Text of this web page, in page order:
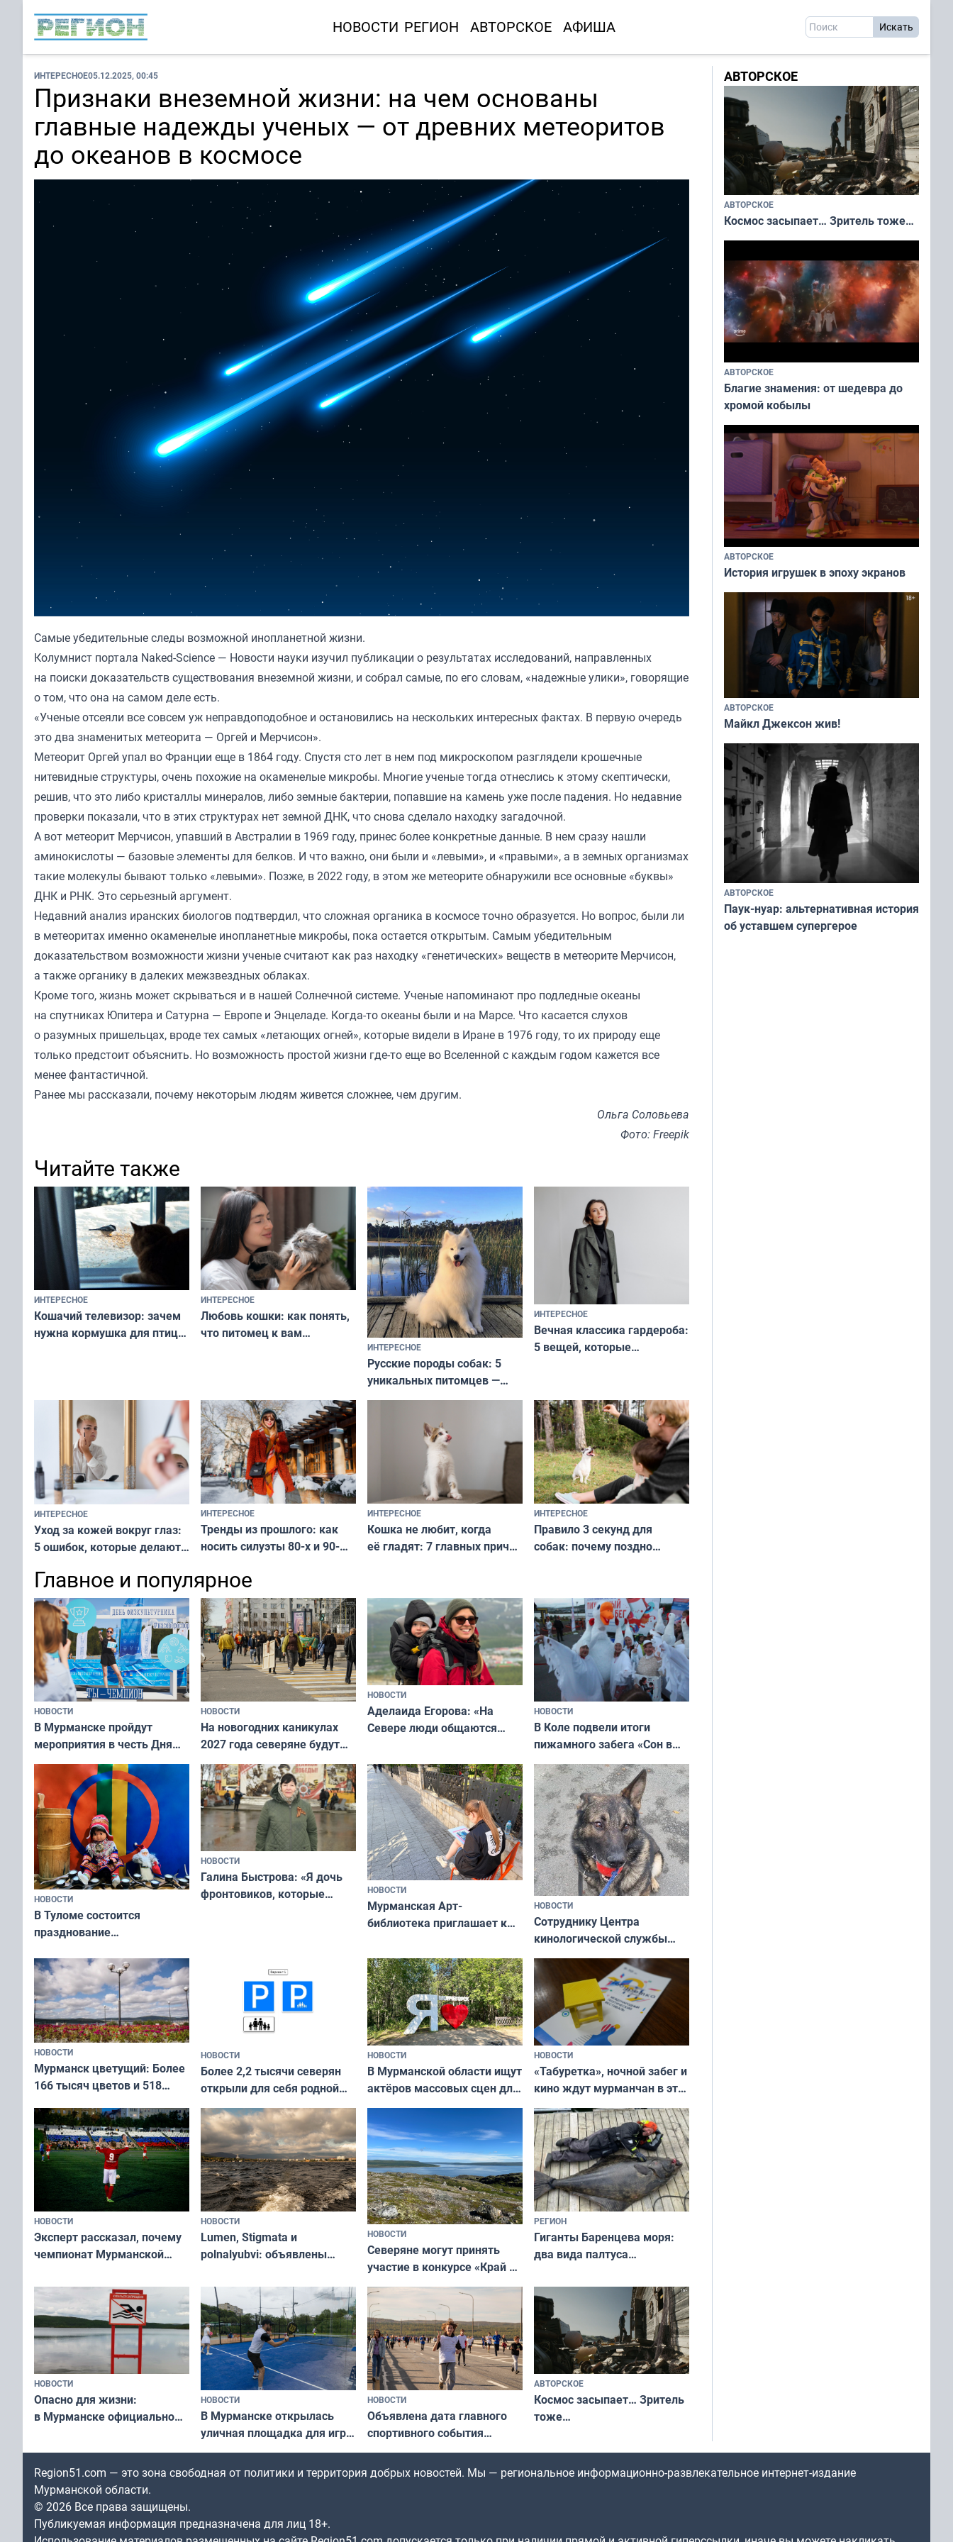
НОВОСТИ РЕГИОН АВТОРСКОЕ АФИША
ИНТЕРЕСНОЕ05.12.2025, 00:45
Признаки внеземной жизни: на чем основаны
главные надежды ученых — от древних метеоритов
до океанов в космосе
Самые убедительные следы возможной инопланетной жизни.
Колумнист портала Naked-Science — Новости науки изучил публикации о результатах исследований, направленных
на поиски доказательств существования внеземной жизни, и собрал самые, по его словам, «надежные улики», говорящие
о том, что она на самом деле есть.
«Ученые отсеяли все совсем уж неправдоподобное и остановились на нескольких интересных фактах. В первую очередь
это два знаменитых метеорита — Оргей и Мерчисон».
Метеорит Оргей упал во Франции еще в 1864 году. Спустя сто лет в нем под микроскопом разглядели крошечные
нитевидные структуры, очень похожие на окаменелые микробы. Многие ученые тогда отнеслись к этому скептически,
решив, что это либо кристаллы минералов, либо земные бактерии, попавшие на камень уже после падения. Но недавние
проверки показали, что в этих структурах нет земной ДНК, что снова сделало находку загадочной.
А вот метеорит Мерчисон, упавший в Австралии в 1969 году, принес более конкретные данные. В нем сразу нашли
аминокислоты — базовые элементы для белков. И что важно, они были и «левыми», и «правыми», а в земных организмах
такие молекулы бывают только «левыми». Позже, в 2022 году, в этом же метеорите обнаружили все основные «буквы»
ДНК и РНК. Это серьезный аргумент.
Недавний анализ иранских биологов подтвердил, что сложная органика в космосе точно образуется. Но вопрос, были ли
в метеоритах именно окаменелые инопланетные микробы, пока остается открытым. Самым убедительным
доказательством возможности жизни ученые считают как раз находку «генетических» веществ в метеорите Мерчисон,
а также органику в далеких межзвездных облаках.
Кроме того, жизнь может скрываться и в нашей Солнечной системе. Ученые напоминают про подледные океаны
на спутниках Юпитера и Сатурна — Европе и Энцеладе. Когда-то океаны были и на Марсе. Что касается слухов
о разумных пришельцах, вроде тех самых «летающих огней», которые видели в Иране в 1976 году, то их природу еще
только предстоит объяснить. Но возможность простой жизни где-то еще во Вселенной с каждым годом кажется все
менее фантастичной.
Ранее мы рассказали, почему некоторым людям живется сложнее, чем другим.
Ольга Соловьева
Фото: Freepik
Читайте также
ИНТЕРЕСНОЕ
Кошачий телевизор: зачем
нужна кормушка для птиц
ИНТЕРЕСНОЕ
Любовь кошки: как понять,
что питомец к вам
ИНТЕРЕСНОЕ
Русские породы собак: 5
уникальных питомцев —
национальные сокровища
и характером
ИНТЕРЕСНОЕ
Вечная классика гардероба:
5 вещей, которые
и актуально в любой сезон
ИНТЕРЕСНОЕ
Уход за кожей вокруг глаз:
5 ошибок, которые делают
и вернуть свежий взгляд
без дорогих средств
ИНТЕРЕСНОЕ
Тренды из прошлого: как
носить силуэты 80-х и 90-
современно и стильно без
переплат
ИНТЕРЕСНОЕ
Кошка не любит, когда
её гладят: 7 главных причин
независимому питомцу
ИНТЕРЕСНОЕ
Правило 3 секунд для
собак: почему поздно
питомцу всё сразу и без
криков
Главное и популярное
НОВОСТИ
В Мурманске пройдут
мероприятия в честь Дня
физкультурника
НОВОСТИ
На новогодних каникулах
2027 года северяне будут
отдыхать 11 дней
НОВОСТИ
Аделаида Егорова: «На
Севере люди общаются
а потому что
ты им интересен»
НОВОСТИ
В Коле подвели итоги
пижамного забега «Сон в
Олимпийскую ночь»
НОВОСТИ
В Туломе состоится
празднование
коренных народов мира
НОВОСТИ
Галина Быстрова: «Я дочь
фронтовиков, которые
НОВОСТИ
Мурманская Арт-
библиотека приглашает к
и фотографов
НОВОСТИ
Сотруднику Центра
кинологической службы
ищут новый дом
НОВОСТИ
Мурманск цветущий: Более
166 тысяч цветов и 518
НОВОСТИ
Более 2,2 тысячи северян
открыли для себя родной
край в рамках проекта
«Туризм для своих»
НОВОСТИ
В Мурманской области ищут
актёров массовых сцен для
съёмок в
короткометражном фильме
НОВОСТИ
«Табуретка», ночной забег и
кино ждут мурманчан в эти
выходные
НОВОСТИ
Эксперт рассказал, почему
чемпионат Мурманской
незамеченным
НОВОСТИ
Lumen, Stigmata и
polnalyubvi: объявлены
«Имандра» в 2026 года
НОВОСТИ
Северяне могут принять
участие в конкурсе «Край у
северной границы: фотогид
по Печенгскому округу»
РЕГИОН
Гиганты Баренцева моря:
два вида палтуса
НОВОСТИ
Опасно для жизни:
в Мурманске официально
в городских водоёмах
НОВОСТИ
В Мурманске открылась
уличная площадка для игры
в падел
НОВОСТИ
Объявлена дата главного
спортивного события
Заполярья: как зарождался
фестиваль «Гольфстрим»
АВТОРСКОЕ
Космос засыпает… Зритель
тоже…
АВТОРСКОЕ
АВТОРСКОЕ
Космос засыпает… Зритель тоже…
АВТОРСКОЕ
Благие знамения: от шедевра до
хромой кобылы
АВТОРСКОЕ
История игрушек в эпоху экранов
АВТОРСКОЕ
Майкл Джексон жив!
АВТОРСКОЕ
Паук-нуар: альтернативная история
об уставшем супергерое
Region51.com — это зона свободная от политики и территория добрых новостей. Мы — региональное информационно-развлекательное интернет-издание
Мурманской области.
© 2026 Все права защищены.
Публикуемая информация предназначена для лиц 18+.